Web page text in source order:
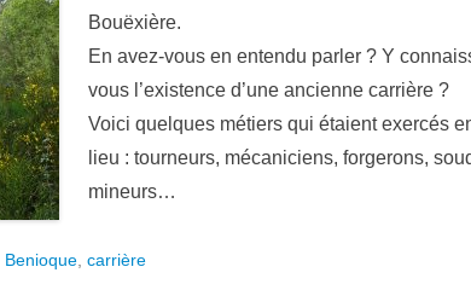
Bouëxière.
En avez-vous en entendu parler ? Y
vous l’existence d’une ancienne carrière ?
Voici quelques métiers qui étaient exercés
lieu : tourneurs, mécaniciens, forgerons,
mineurs…
Benioque carrière